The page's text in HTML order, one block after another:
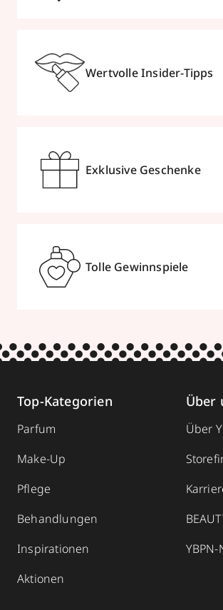
Wertvolle Insider-Tipps
Exklusive Geschenke
Tolle Gewinnspiele
Top-Kategorien
Parfum
Make-Up
Pflege
Behandlungen
Inspirationen
Aktionen
Über
Über